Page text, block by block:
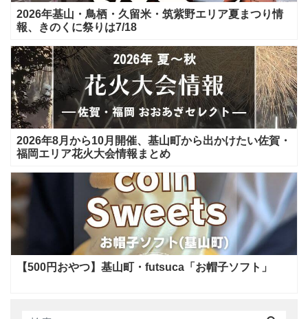
2026年基山・鳥栖・久留米・筑紫野エリア夏まつり情
報、きのくに祭りは7/18
2026年8月から10月開催、基山町から出かけたい佐賀・
福岡エリア花火大会情報まとめ
【500円おやつ】基山町・futsuca「お帽子ソフト」